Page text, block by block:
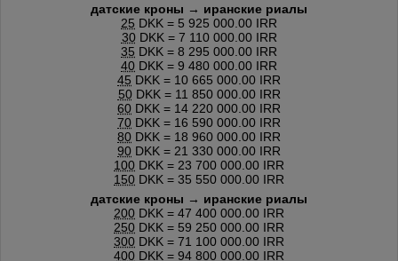
датские кроны → иранские риалы
25 DKK = 5 925 000.00 IRR
30DKK = 7 110 000.00 IRR
35 DKK = 8 295 000.00 IRR
40 DKK = 9 480 000.00 IRR
45 DKK = 10 665 000.00 IRR
50DKK = 11 850 000.00 IRR
60 DKK = 14 220 000.00 IRR
70 DKK = 16 590 000.00 IRR
80 DKK = 18 960 000.00 IRR
90 DKK = 21 330 000.00 IRR
100 DKK = 23 700 000.00 IRR
150 DKK = 35 550 000.00 IRR
датские кроны → иранские риалы
200 DKK = 47 400 000.00 IRR
250 DKK = 59 250 000.00 IRR
300 DKK = 71 100 000.00 IRR
400 DKK = 94 800 000.00 IRR